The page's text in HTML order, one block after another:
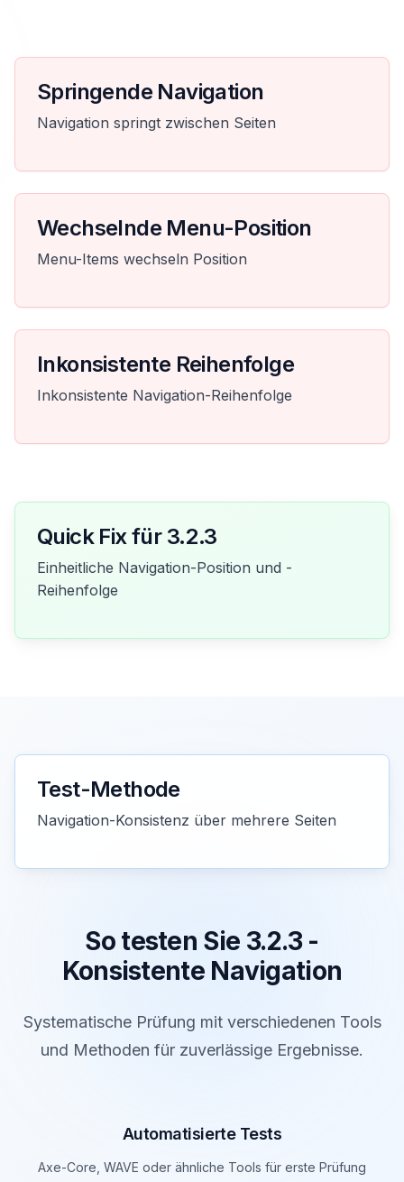
Springende Navigation
Navigation springt zwischen Seiten
Wechselnde Menu-Position
Menu-Items wechseln Position
Inkonsistente Reihenfolge
Inkonsistente Navigation-Reihenfolge
Quick Fix für 3.2.3
Einheitliche Navigation-Position und -
Reihenfolge
Test-Methode
Navigation-Konsistenz über mehrere Seiten
So testen Sie 3.2.3 -
Konsistente Navigation
Systematische Prüfung mit verschiedenen Tools
und Methoden für zuverlässige Ergebnisse.
Automatisierte Tests
Axe-Core, WAVE oder ähnliche Tools für erste Prüfung